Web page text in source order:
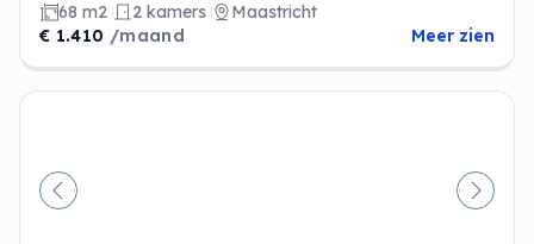
68 m2 2 kamers
Maastricht
€ 1.410 /maand Meer zien
Vorige